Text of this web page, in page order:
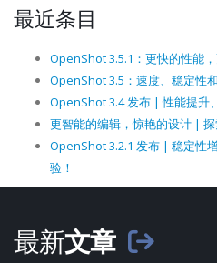
最近条目
OpenShot 3.5.1：更快的性能
OpenShot 3.5：速度、稳定性
OpenShot 3.4 发布 | 性能提升
更智能的编辑，惊艳的设计 |
OpenShot 3.2.1 发布 | 稳定性
验！
最新文章